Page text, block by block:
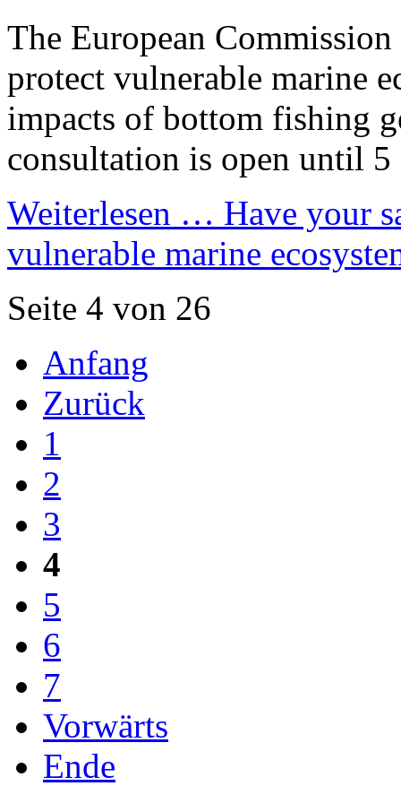
The European Commission
protect vulnerable marine
impacts of bottom fishing
consultation is open until
Weiterlesen … Have your
vulnerable marine
Seite 4 von 26
Anfang
Zurück
1
2
3
4
5
6
7
Vorwärts
Ende